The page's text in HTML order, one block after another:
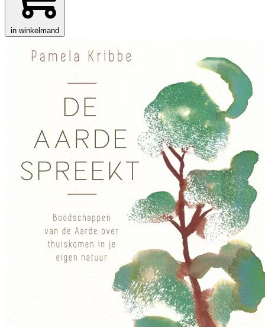
in winkelmand